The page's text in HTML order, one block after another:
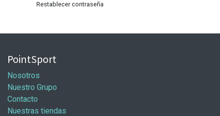
Restablecer contraseña
PointSport
Nosotros
Nuestro Grupo
Contacto
Nuestras tiendas